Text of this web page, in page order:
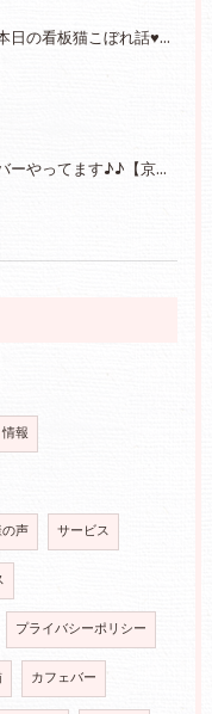
【猫がいるカフェ】本日の看板猫こぼれ話♥【京都/二条】
夜はゆっくり飲めるバーやってます♪♪【京都/二条】
情報
の声 サービス
プライバシーポリシー
カフェバー